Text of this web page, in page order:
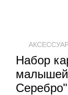
Набор
малышей
Серебро"